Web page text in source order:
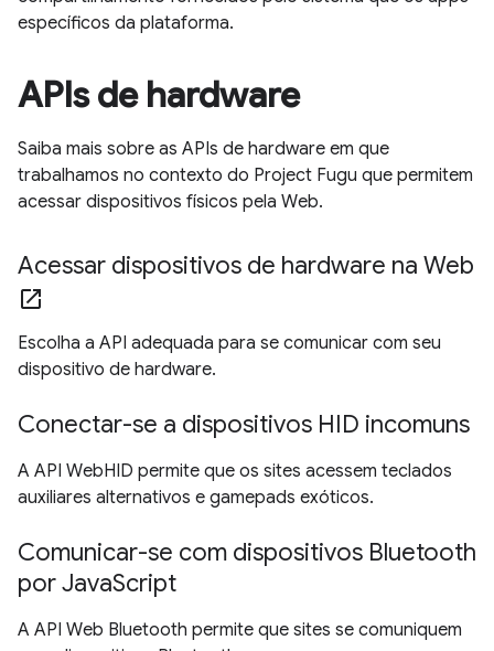
específicos da plataforma.
APIs de hardware
Saiba mais sobre as APIs de hardware em que
trabalhamos no contexto do Project Fugu que permitem
acessar dispositivos físicos pela Web.
Acessar dispositivos de hardware na Web
open_in_new
Escolha a API adequada para se comunicar com seu
dispositivo de hardware.
Conectar-se a dispositivos HID incomuns
A API WebHID permite que os sites acessem teclados
auxiliares alternativos e gamepads exóticos.
Comunicar-se com dispositivos Bluetooth
por JavaScript
A API Web Bluetooth permite que sites se comuniquem